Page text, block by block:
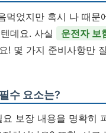
먹었지만 혹시 나 때
데요. 사실
운전자 보
! 몇 가지 준비사항만
수 요소는?
보장 내용을 명확히